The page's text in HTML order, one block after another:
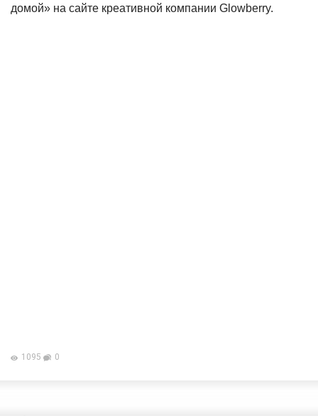
домой» на сайте креативной компании Glowberry.
1095 0